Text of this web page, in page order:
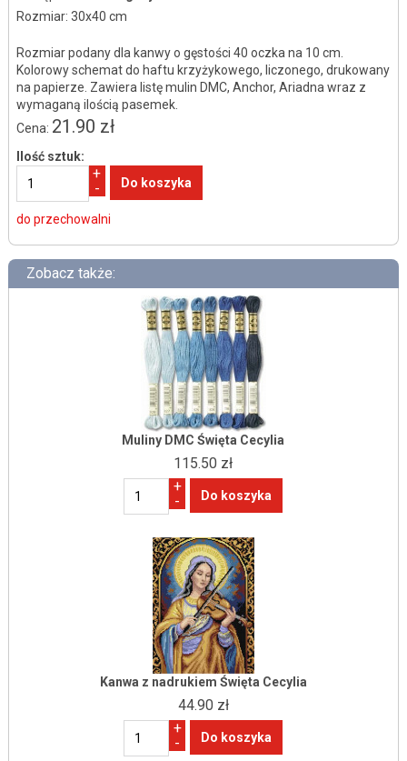
Rozmiar: 30x40 cm
Rozmiar podany dla kanwy o gęstości 40 oczka na 10 cm.
Kolorowy schemat do haftu krzyżykowego, liczonego, drukowany
na papierze. Zawiera listę mulin DMC, Anchor, Ariadna wraz z
wymaganą ilością pasemek.
Cena: 21.90 zł
Ilość sztuk:
+
-
do przechowalni
Zobacz także:
Muliny DMC Święta Cecylia
115.50 zł
+
-
Kanwa z nadrukiem Święta Cecylia
44.90 zł
+
-